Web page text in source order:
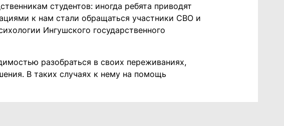
студентов: иногда ребята приводят
к нам стали обращаться участники СВО и
Ингушского государственного
разобраться в своих переживаниях,
В таких случаях к нему на помощь